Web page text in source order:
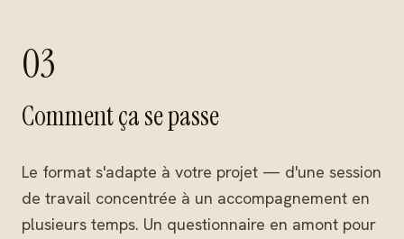
03
Comment ça se passe
Le format s'adapte à votre projet — d'une session
de travail concentrée à un accompagnement en
plusieurs temps. Un questionnaire en amont pour